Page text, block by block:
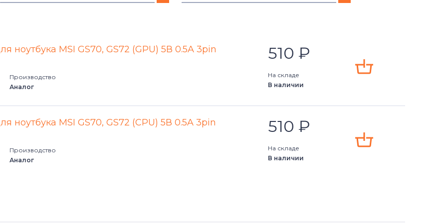
CR Series
FX Series
GS63
GS73
ноутбука MSI GS70, GS72 (GPU) 5В 0.5A 3pin
Производство
Аналог
510 ₽
На складе
В наличии
ноутбука MSI GS70, GS72 (CPU) 5В 0.5A 3pin
Производство
Аналог
510 ₽
На складе
В наличии